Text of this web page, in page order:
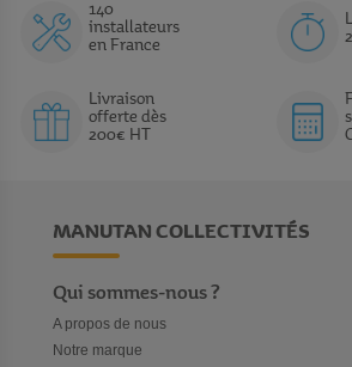
140
installateurs
en France
Livraison
offerte dès
200€ HT
MANUTAN COLLECTIVITÉS
Qui sommes-nous ?
A propos de nous
Notre marque